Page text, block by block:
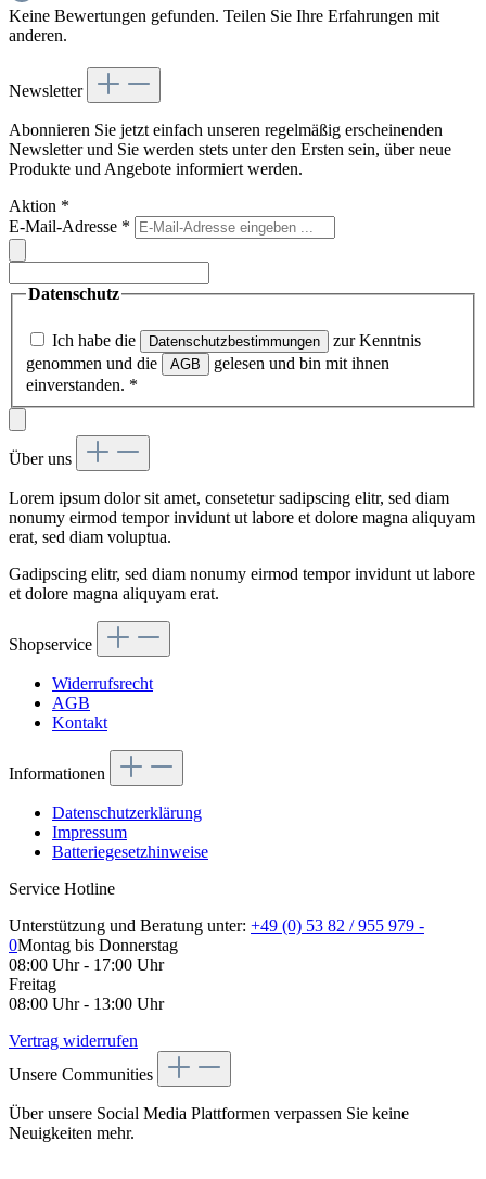
Keine Bewertungen gefunden. Teilen Sie Ihre Erfahrungen mit
anderen.
Newsletter
Abonnieren Sie jetzt einfach unseren regelmäßig erscheinenden
Newsletter und Sie werden stets unter den Ersten sein, über neue
Produkte und Angebote informiert werden.
Aktion *
E-Mail-Adresse *
Datenschutz
Ich habe die Datenschutzbestimmungen
zur Kenntnis
genommen und die
AGB
gelesen und bin mit ihnen
einverstanden. *
Über uns
Lorem ipsum dolor sit amet, consetetur sadipscing elitr, sed diam
nonumy eirmod tempor invidunt ut labore et dolore magna aliquyam
erat, sed diam voluptua.
Gadipscing elitr, sed diam nonumy eirmod tempor invidunt ut labore
et dolore magna aliquyam erat.
Shopservice
Widerrufsrecht
AGB
Kontakt
Informationen
Datenschutzerklärung
Impressum
Batteriegesetzhinweise
Service Hotline
Unterstützung und Beratung unter: +49 (0) 53 82 / 955 979 -
0Montag bis Donnerstag
08:00 Uhr - 17:00 Uhr
Freitag
08:00 Uhr - 13:00 Uhr
Vertrag widerrufen
Unsere Communities
Über unsere Social Media Plattformen verpassen Sie keine
Neuigkeiten mehr.